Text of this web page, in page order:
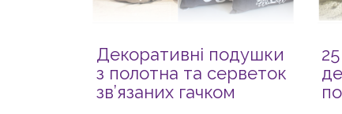
Декоративні подушки
з полотна та серветок
зв’язаних гачком